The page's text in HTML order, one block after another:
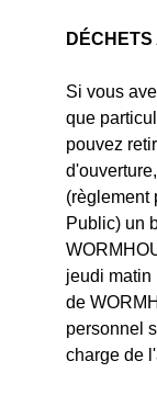
Si vous
que
pouvez
(règlement
Public) un
jeudi matin
de
personnel
charge de